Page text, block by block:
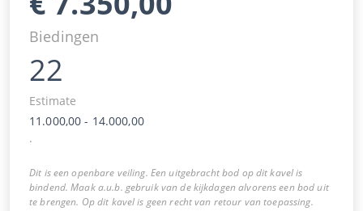
Biedingen
22
Estimate
11.000,00 - 14.000,00
.
Dit is een openbare veiling. Een uitgebracht bod op dit kavel is
bindend. Maak a.u.b. gebruik van de kijkdagen alvorens een bod uit
te brengen. Op dit kavel is geen recht van retour van toepassing.